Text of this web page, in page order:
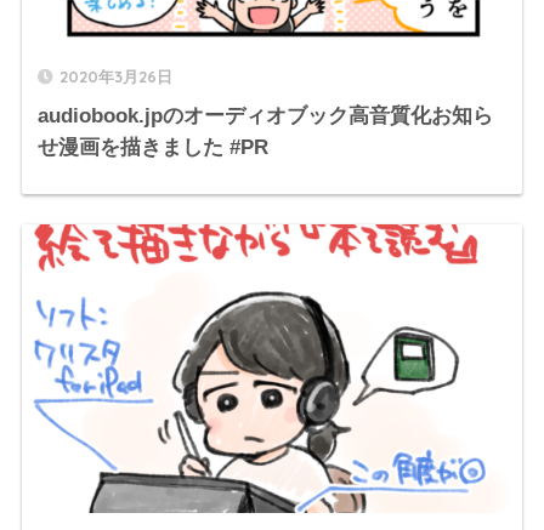
2020年3月26日
audiobook.jpのオーディオブック高音質化お知ら
せ漫画を描きました #PR